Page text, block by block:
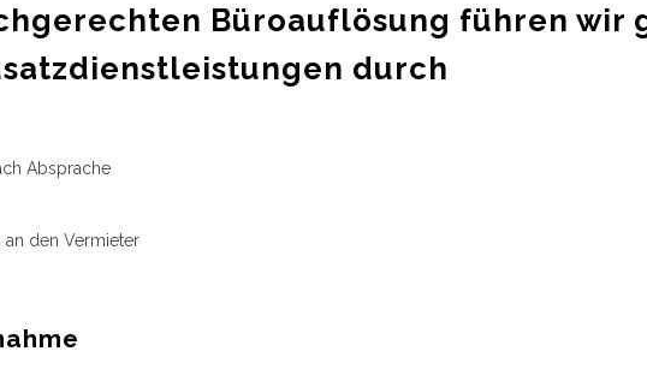
Büroauflösung führen wir
durch
Absprache
den Vermieter